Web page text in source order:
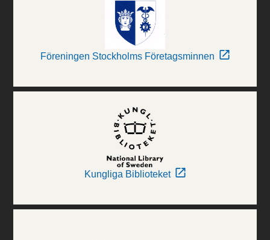
Föreningen Stockholms Företagsminnen
Kungliga Biblioteket